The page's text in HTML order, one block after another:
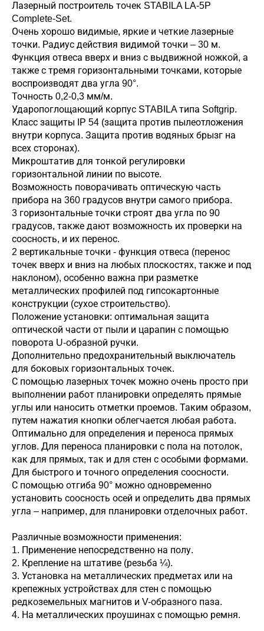
Лазерный построитель точек STABILA LA-5P
Complete-Set.
Очень хорошо видимые, яркие и четкие лазерные
точки. Радиус действия видимой точки – 30 м.
Функция отвеса вверх и вниз с выдвижной ножкой, а
также с тремя горизонтальными точками, которые
воспроизводят два угла 90°.
Точность 0,2-0,3 мм/м.
Ударопоглощающий корпус STABILA типа Softgrip.
Класс защиты IP 54 (защита против пылеотложения
внутри корпуса. Защита против водяных брызг на
всех сторонах).
Микроштатив для тонкой регулировки
горизонтальной линии по высоте.
Возможность поворачивать оптическую часть
прибора на 360 градусов внутри самого прибора.
3 горизонтальные точки строят два угла по 90
градусов, также дают возможность их проверки на
соосность, и их перенос.
2 вертикальные точки - функция отвеса (перенос
точек вверх и вниз на любых плоскостях, также и под
наклоном), особенно важна при разметке
металлических профилей под гипсокартонные
конструкции (сухое строительство).
Положение установки: оптимальная защита
оптической части от пыли и царапин с помощью
поворота U-образной ручки.
Дополнительно предохранительный выключатель
для боковых горизонтальных точек.
С помощью лазерных точек можно очень просто при
выполнении работ планировки определять прямые
углы или наносить отметки проемов. Таким образом,
путем нажатия кнопки облегчается любая работа.
Оптимально для определения и переноса прямых
углов. Для переноса планировки с пола на потолок,
как для прямых, так и для стен с особыми формами.
Для быстрого и точного определения соосности.
С помощью отгиба 90° можно одновременно
установить соосность осей и определить два прямых
угла – например, для планировки отделочных работ.
Различные возможности применения:
1. Применение непосредственно на полу.
2. Крепление на штативе (резьба ¼).
3. Установка на металлических предметах или на
крепежных устройствах для стен с помощью
редкоземельных магнитов и V-образного паза.
4. На металлических проушинах с помощью ремня.